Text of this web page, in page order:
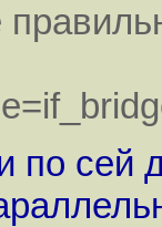
по сей